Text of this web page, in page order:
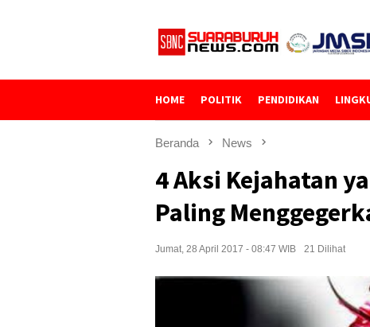
HOME POLITIK PENDIDIKAN
Beranda News
4 Aksi Kejahatan
Paling
Jumat, 28 April 2017 - 08:47 WIB 21 Dilihat